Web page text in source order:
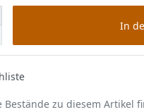
In
Bestände zu diesem Artikel